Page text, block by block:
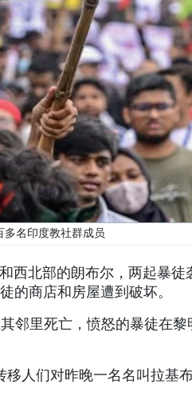
名印度教社群成员
西北部的朗布尔，两起暴徒
的商店和房屋遭到破坏。
邻里死亡，愤怒的暴徒在
人们对昨晚一名名叫拉基